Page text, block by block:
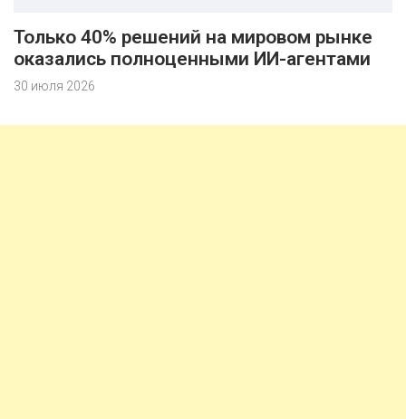
Только 40% решений на мировом рынке
оказались полноценными ИИ-агентами
30 июля 2026